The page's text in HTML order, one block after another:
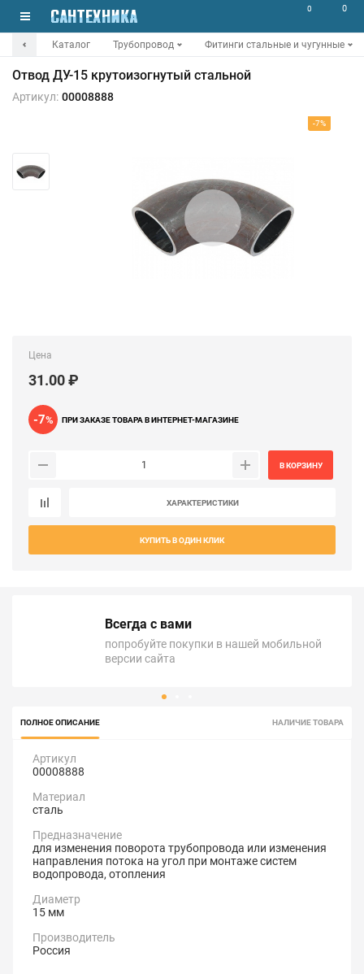
0 0
Каталог Трубопровод Фитинги стальные и чугунные
Отвод ДУ-15 крутоизогнутый стальной
Артикул: 00008888
-7%
Цена
31.00 ₽
-7% ПРИ ЗАКАЗЕ ТОВАРА В ИНТЕРНЕТ-МАГАЗИНЕ
В КОРЗИНУ
ХАРАКТЕРИСТИКИ
КУПИТЬ В ОДИН КЛИК
Всегда с вами
попробуйте покупки в нашей мобильной
версии сайта
ПОЛНОЕ ОПИСАНИЕ НАЛИЧИЕ ТОВАРА
Артикул
00008888
Материал
сталь
Предназначение
для изменения поворота трубопровода или изменения
направления потока на угол при монтаже систем
водопровода, отопления
Диаметр
15 мм
Производитель
Россия